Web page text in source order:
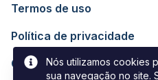
Nós utilizamos cookies
sua navegação no site.
Termos de uso
Política de privacidade
Contato